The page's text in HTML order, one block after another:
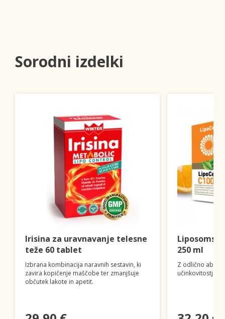
Sorodni izdelki
Irisina za uravnavanje telesne
teže 60 tablet
Izbrana kombinacija naravnih sestavin, ki
zavira kopičenje maščobe ter zmanjšuje
občutek lakote in apetit.
250 ml
Z odlično
učinkovitostjo